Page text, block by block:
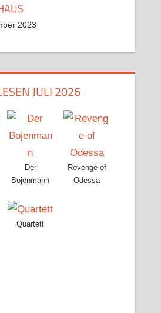
2023
JULI 2026
Der
Bojenmann
Revenge of
Odessa
Quartett